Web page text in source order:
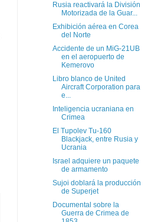
Rusia reactivará la División
Motorizada de la Guar...
Exhibición aérea en Corea
del Norte
Accidente de un MiG-21UB
en el aeropuerto de
Kemerovo
Libro blanco de United
Aircraft Corporation para
e...
Inteligencia ucraniana en
Crimea
El Tupolev Tu-160
Blackjack, entre Rusia y
Ucrania
Israel adquiere un paquete
de armamento
Sujoi doblará la producción
de Superjet
Documental sobre la
Guerra de Crimea de